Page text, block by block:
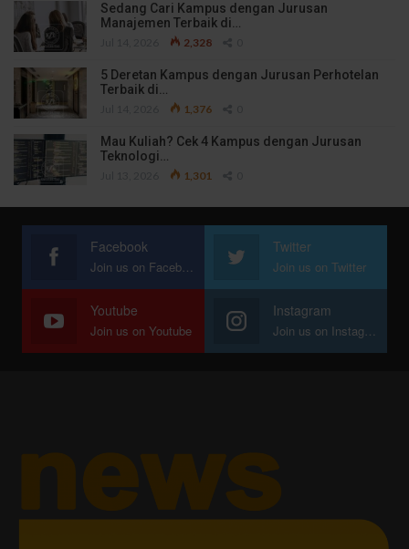
Sedang Cari Kampus dengan Jurusan
Manajemen Terbaik di…
2,328
5 Deretan Kampus dengan Jurusan Perhotelan
Terbaik di…
1,376
Mau Kuliah? Cek 4 Kampus dengan Jurusan
Teknologi…
1,301
Facebook
Join us on Facebook
Twitter
Join us on Twitter
Youtube
Join us on Youtube
Instagram
Join us on Instagram